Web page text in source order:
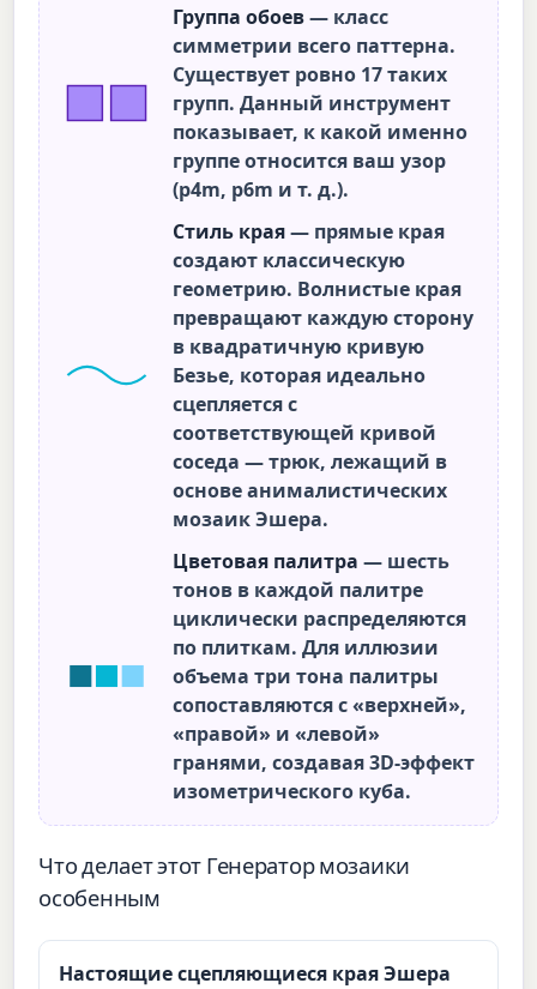
Группа обоев— класс
симметрии всего паттерна.
Существует ровно 17 таких
групп. Данный инструмент
показывает, к какой именно
группе относится ваш узор
(p4m, p6m и т. д.).
Стиль края— прямые края
создают классическую
геометрию. Волнистые края
превращают каждую сторону
в квадратичную кривую
Безье, которая идеально
сцепляется с
соответствующей кривой
соседа — трюк, лежащий в
основе анималистических
мозаик Эшера.
Цветовая палитра — шесть
тонов в каждой палитре
циклически распределяются
по плиткам. Для иллюзии
объема три тона палитры
сопоставляются с «верхней»,
«правой» и «левой»
гранями, создавая 3D-эффект
изометрического куба.
Что делает этот Генератор мозаики
особенным
Настоящие сцепляющиеся края Эшера